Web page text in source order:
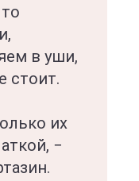
в уши,
стоит.
их
−